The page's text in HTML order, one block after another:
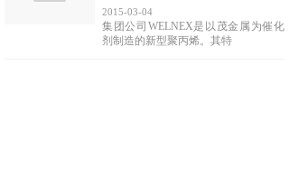
2015-03-04
集团公司WELNEX是以茂金属为催化
剂制造的新型聚丙烯。其特